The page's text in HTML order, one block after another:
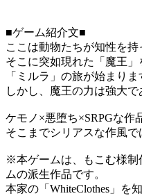
■ゲーム紹介文■
ここは動物たちが知性を持
そこに突如現れた「魔王
「ミルラ」の旅が始まりま
しかし、魔王の力は強大
ケモノ×悪堕ち×SRPGな作
そこまでシリアスな作風で
※本ゲームは、もこむ様制
ムの派生作品です。
本家の「WhiteClothes」を